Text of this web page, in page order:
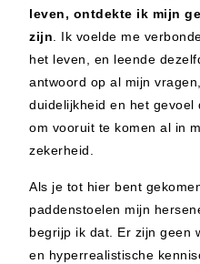
leven, ontdekte ik mijn
zijn. Ik voelde me
het leven, en leende
antwoord op al mijn
duidelijkheid en het
om vooruit te komen al in
zekerheid.
Als je tot hier bent
paddenstoelen mijn
begrijp ik dat. Er zijn geen
en hyperrealistische